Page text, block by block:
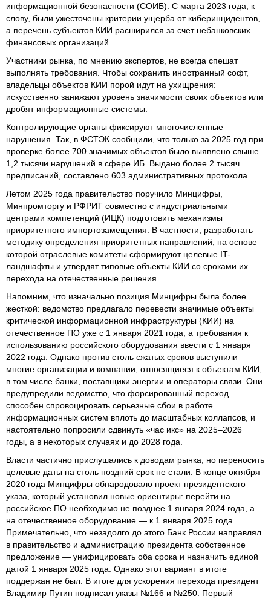
информационной безопасности (СОИБ). С марта 2023 года, к
слову, были ужесточены критерии ущерба от киберинцидентов,
а перечень субъектов КИИ расширился за счет небанковских
финансовых организаций.
Участники рынка, по мнению экспертов, не всегда спешат
выполнять требования. Чтобы сохранить иностранный софт,
владельцы объектов КИИ порой идут на ухищрения:
искусственно занижают уровень значимости своих объектов или
дробят информационные системы.
Контролирующие органы фиксируют многочисленные
нарушения. Так, в ФСТЭК сообщили, что только за 2025 год при
проверке более 700 значимых объектов было выявлено свыше
1,2 тысячи нарушений в сфере ИБ. Выдано более 2 тысяч
предписаний, составлено 603 административных протокола.
Летом 2025 года правительство поручило Минцифры,
Минпромторгу и РФРИТ совместно с индустриальными
центрами компетенций (ИЦК) подготовить механизмы
приоритетного импортозамещения. В частности, разработать
методику определения приоритетных направлений, на основе
которой отраслевые комитеты сформируют целевые IT-
ландшафты и утвердят типовые объекты КИИ со сроками их
перехода на отечественные решения.
Напомним, что изначально позиция Минцифры была более
жесткой: ведомство предлагало перевести значимые объекты
критической информационной инфраструктуры (КИИ) на
отечественное ПО уже с 1 января 2021 года, а требования к
использованию российского оборудования ввести с 1 января
2022 года. Однако против столь сжатых сроков выступили
многие организации и компании, относящиеся к объектам КИИ,
в том числе банки, поставщики энергии и операторы связи. Они
предупредили ведомство, что форсированный переход
способен спровоцировать серьезные сбои в работе
информационных систем вплоть до масштабных коллапсов, и
настоятельно попросили сдвинуть «час икс» на 2025–2026
годы, а в некоторых случаях и до 2028 года.
Власти частично прислушались к доводам рынка, но переносить
целевые даты на столь поздний срок не стали. В конце октября
2020 года Минцифры обнародовало проект президентского
указа, который установил новые ориентиры: перейти на
российское ПО необходимо не позднее 1 января 2024 года, а
на отечественное оборудование — к 1 января 2025 года.
Примечательно, что незадолго до этого Банк России направлял
в правительство и администрацию президента собственное
предложение — унифицировать оба срока и назначить единой
датой 1 января 2025 года. Однако этот вариант в итоге
поддержан не был. В итоге для ускорения перехода президент
Владимир Путин подписал указы №166 и №250. Первый